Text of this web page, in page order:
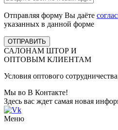
Отправляя форму Вы даёте
указанных в данной форме
ОТПРАВИТЬ
САЛОНАМ ШТОР И
ОПТОВЫМ КЛИЕНТАМ
Условия оптового сотрудничества
Мы во В Контакте!
Здесь вас ждет самая новая
Меню